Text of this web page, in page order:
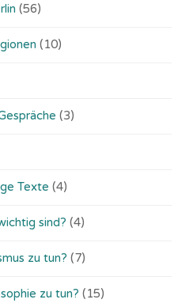
(56)
(10)
(3)
Texte (4)
sind? (4)
zu tun? (7)
zu tun? (15)